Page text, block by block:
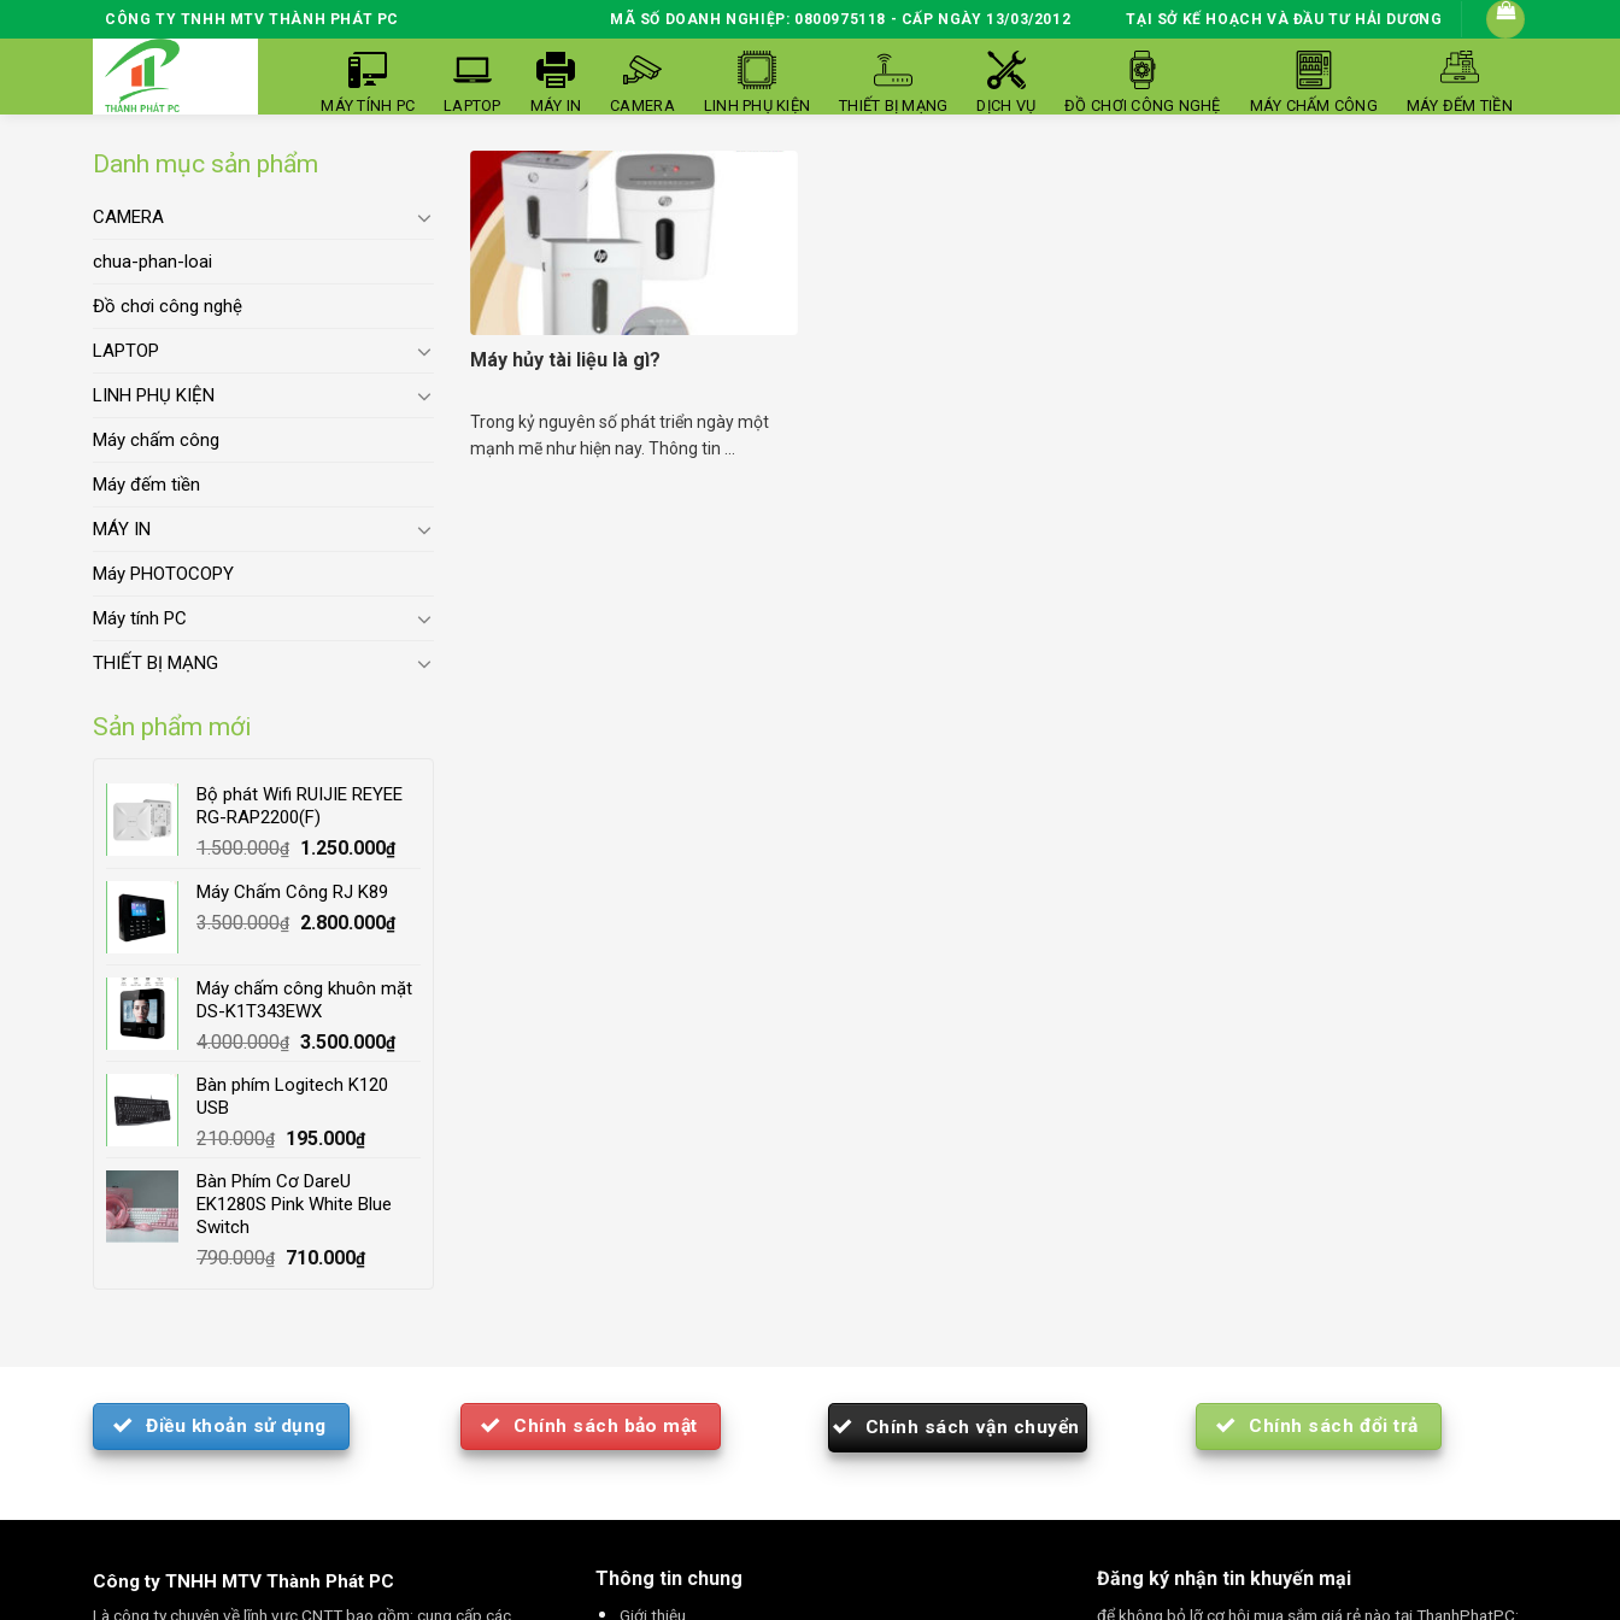
to
CÔNG TY TNHH MTV THÀNH PHÁT PC MÃ SỐ DOANH NGHIỆP: 0800975118 - CẤP NGÀY 13/03/2012 TẠI SỞ KẾ HOẠCH VÀ ĐẦU TƯ HẢI DƯƠNG
MÁY TÍNH PC LAPTOP MÁY IN CAMERA LINH PHỤ KIỆN THIẾT BỊ MẠNG DỊCH VỤ ĐỒ CHƠI CÔNG NGHỆ MÁY CHẤM CÔNG MÁY ĐẾM TIỀN
Danh mục sản phẩm
CAMERA
chua-phan-loai
Đồ chơi công nghệ
LAPTOP
LINH PHỤ KIỆN
Máy chấm công
Máy đếm tiền
MÁY IN
Máy PHOTOCOPY
Máy tính PC
THIẾT BỊ MẠNG
Sản phẩm mới
Bộ phát Wifi RUIJIE REYEE
RG-RAP2200(F)
1.500.000₫
Original
was:
1.500.000₫.
1.250.000₫Current
1.250.000₫.
Máy Chấm Công RJ K89
3.500.000₫
Original
3.500.000₫.
2.800.000₫Current
2.800.000₫.
Máy chấm công khuôn mặt
DS-K1T343EWX
4.000.000₫ Original
was:
3.500.000₫Current
Bàn phím Logitech K120
USB
210.000₫
Original
was:
210.000₫.
195.000₫Current
195.000₫.
Bàn Phím Cơ DareU
EK1280S Pink White Blue
Switch
790.000₫
Original
710.000₫Current
Máy hủy tài liệu là gì?
Trong kỷ nguyên số phát triển ngày một
mạnh mẽ như hiện nay. Thông tin ...
Điều khoản sử dụng Chính sách bảo mật Chính sách vận chuyển Chính sách đổi trả
Công ty TNHH MTV Thành Phát PC
Là công ty chuyên về lĩnh vực CNTT bao gồm: cung cấp các
Thông tin chung
Giới thiệu
Đăng ký nhận tin khuyến mại
để không bỏ lỡ cơ hội mua sắm giá rẻ nào tại ThanhPhatPC: